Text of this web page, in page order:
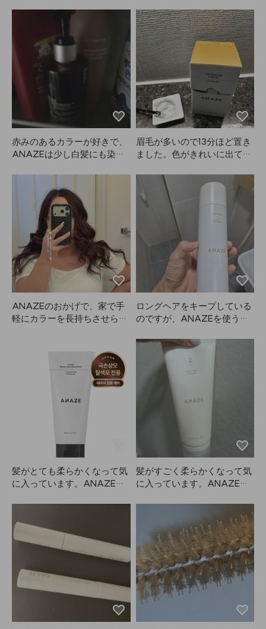
す。
赤みのあるカラーが好きで、
ANAZEは少し白髪にも染ま
眉毛が多いので13分ほど置き
ました。色がきれいに出て、
見えます。使いやすくて気に
入っています！
ANAZEのおかげで、家で手
軽にカラーを長持ちさせられ
ので、頻繁に高いお金を払わ
ずに済むのが本当に助かりま
ロングヘアをキープしている
のですが、ANAZEを使うと
す。
髪がとても柔らかくなって気
に入っています。ANAZEは
つけて、毎日ではなく週に
2〜3回使っています。
髪がすごく柔らかくなって気
に入っています。ANAZEを
回使っています。ステップ1
を先に使い切ってしまったの
で、2だけ残った時は普通の
トリートメントとして使って
います。